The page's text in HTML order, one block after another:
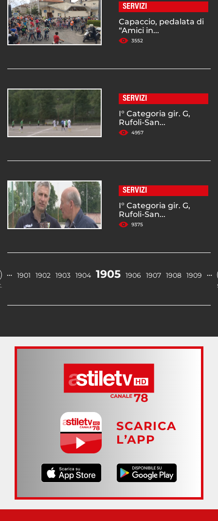
SERVIZI
Capaccio, pedalata di
“Amici in...
3552
SERVIZI
I° Categoria gir. G,
Rufoli-San...
4957
SERVIZI
I° Categoria gir. G,
Rufoli-San...
9375
… 1901 1902 1903 1904 1905 1906 1907 1908 1909 …
SCARICA
L’APP